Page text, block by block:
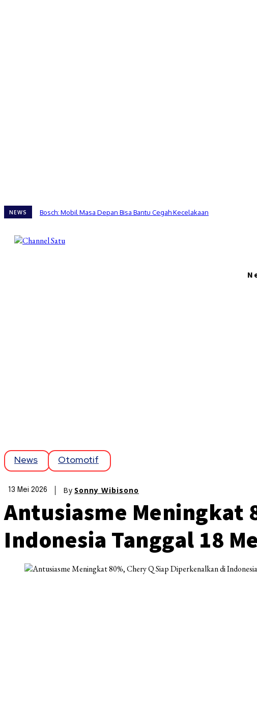
NEWS Bosch: Mobil Masa Depan Bisa Bantu Cegah Kecelakaan
News Otomotif
13 Mei 2026 By Sonny Wibisono
Antusiasme Meningkat
Indonesia Tanggal 18